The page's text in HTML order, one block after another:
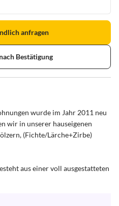
anfragen
Bestätigung
wurde im Jahr 2011 neu
wir in unserer hauseigenen
(Fichte/Lärche+Zirbe)
aus einer voll ausgestatteten